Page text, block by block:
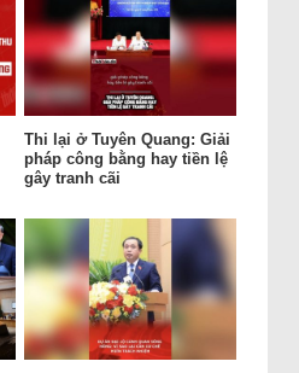
Thi lại ở Tuyên Quang: Giải
pháp công bằng hay tiền lệ
gây tranh cãi